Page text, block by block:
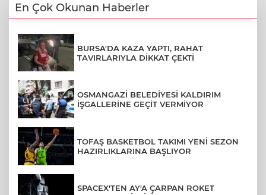
En Çok Okunan Haberler
BURSA'DA KAZA YAPTI, RAHAT
TAVIRLARIYLA DİKKAT ÇEKTİ
OSMANGAZİ BELEDİYESİ KALDIRIM
İŞGALLERİNE GEÇİT VERMİYOR
TOFAŞ BASKETBOL TAKIMI YENİ SEZON
HAZIRLIKLARINA BAŞLIYOR
SPACEX'TEN AY'A ÇARPAN ROKET